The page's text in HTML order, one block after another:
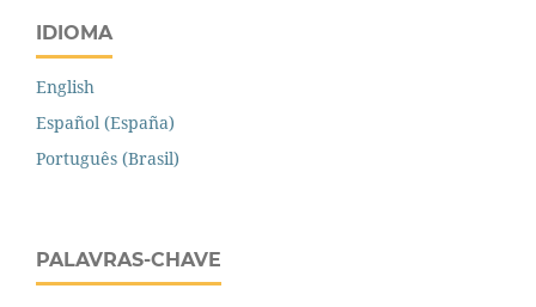
IDIOMA
English
Español (España)
Português (Brasil)
PALAVRAS-CHAVE